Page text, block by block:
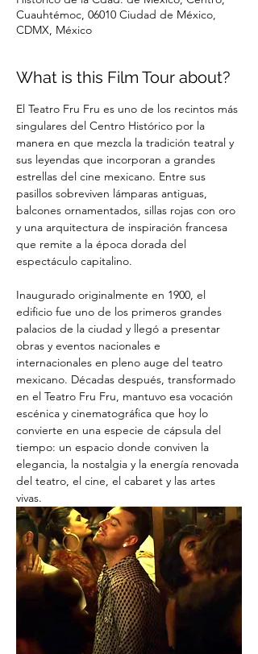
Cuauhtémoc, 06010 Ciudad de México,
CDMX, México
What is this Film Tour about?
El Teatro Fru Fru es uno de los recintos más
singulares del Centro Histórico por la
manera en que mezcla la tradición teatral y
sus leyendas que incorporan a grandes
estrellas del cine mexicano. Entre sus
pasillos sobreviven lámparas antiguas,
balcones ornamentados, sillas rojas con oro
y una arquitectura de inspiración francesa
que remite a la época dorada del
espectáculo capitalino.
Inaugurado originalmente en 1900, el
edificio fue uno de los primeros grandes
palacios de la ciudad y llegó a presentar
obras y eventos nacionales e
internacionales en pleno auge del teatro
mexicano. Décadas después, transformado
en el Teatro Fru Fru, mantuvo esa vocación
escénica y cinematográfica que hoy lo
convierte en una especie de cápsula del
tiempo: un espacio donde conviven la
elegancia, la nostalgia y la energía renovada
del teatro, el cine, el cabaret y las artes
vivas.